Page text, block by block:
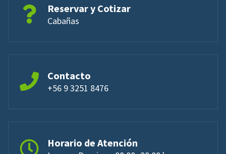
Reservar y Cotizar
Cabañas
Contacto
+56 9 3251 8476
Horario de Atención